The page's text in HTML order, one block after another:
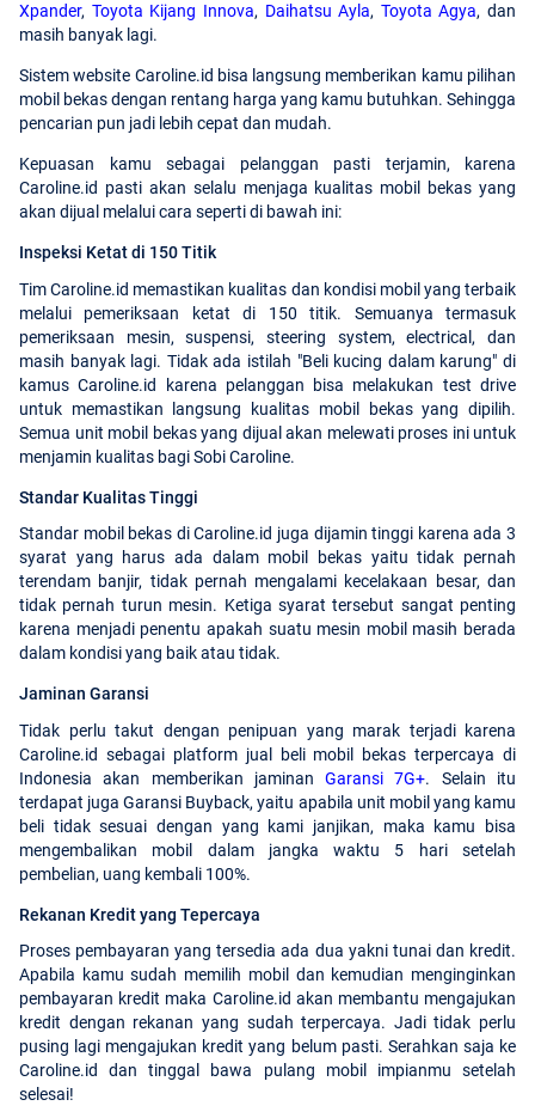
Xpander, Toyota Kijang Innova, Daihatsu Ayla, Toyota Agya, dan
masih banyak lagi.
Sistem website Caroline.id bisa langsung memberikan kamu pilihan
mobil bekas dengan rentang harga yang kamu butuhkan. Sehingga
pencarian pun jadi lebih cepat dan mudah.
Kepuasan kamu sebagai pelanggan pasti terjamin, karena
Caroline.id pasti akan selalu menjaga kualitas mobil bekas yang
akan dijual melalui cara seperti di bawah ini:
Inspeksi Ketat di 150 Titik
Tim Caroline.id memastikan kualitas dan kondisi mobil yang terbaik
melalui pemeriksaan ketat di 150 titik. Semuanya termasuk
pemeriksaan mesin, suspensi, steering system, electrical, dan
masih banyak lagi. Tidak ada istilah "Beli kucing dalam karung" di
kamus Caroline.id karena pelanggan bisa melakukan test drive
untuk memastikan langsung kualitas mobil bekas yang dipilih.
Semua unit mobil bekas yang dijual akan melewati proses ini untuk
menjamin kualitas bagi Sobi Caroline.
Standar Kualitas Tinggi
Standar mobil bekas di Caroline.id juga dijamin tinggi karena ada 3
syarat yang harus ada dalam mobil bekas yaitu tidak pernah
terendam banjir, tidak pernah mengalami kecelakaan besar, dan
tidak pernah turun mesin. Ketiga syarat tersebut sangat penting
karena menjadi penentu apakah suatu mesin mobil masih berada
dalam kondisi yang baik atau tidak.
Jaminan Garansi
Tidak perlu takut dengan penipuan yang marak terjadi karena
Caroline.id sebagai platform jual beli mobil bekas terpercaya di
Indonesia akan memberikan jaminanGaransi 7G+. Selain itu
terdapat juga Garansi Buyback, yaitu apabila unit mobil yang kamu
beli tidak sesuai dengan yang kami janjikan, maka kamu bisa
mengembalikan mobil dalam jangka waktu 5 hari setelah
pembelian, uang kembali 100%.
Rekanan Kredit yang Tepercaya
Proses pembayaran yang tersedia ada dua yakni tunai dan kredit.
Apabila kamu sudah memilih mobil dan kemudian menginginkan
pembayaran kredit maka Caroline.id akan membantu mengajukan
kredit dengan rekanan yang sudah terpercaya. Jadi tidak perlu
pusing lagi mengajukan kredit yang belum pasti. Serahkan saja ke
Caroline.id dan tinggal bawa pulang mobil impianmu setelah
selesai!